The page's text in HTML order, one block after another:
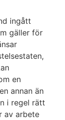
ingått
gäller för
en
annan än
i regel rätt
av arbete